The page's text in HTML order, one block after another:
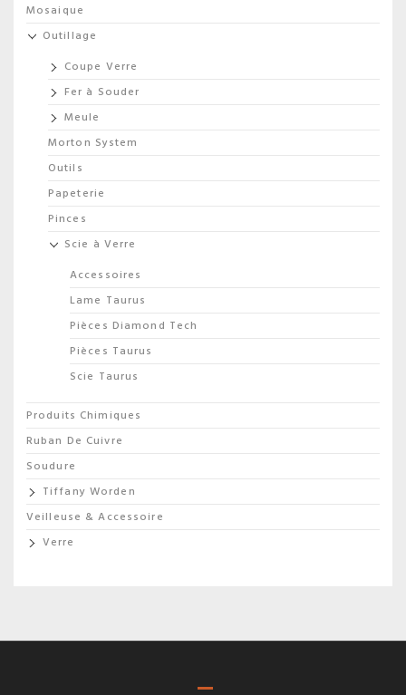
Mosaique
Outillage
Coupe Verre
Fer à Souder
Meule
Morton System
Outils
Papeterie
Pinces
Scie à Verre
Accessoires
Lame Taurus
Pièces Diamond Tech
Pièces Taurus
Scie Taurus
Produits Chimiques
Ruban De Cuivre
Soudure
Tiffany Worden
Veilleuse & Accessoire
Verre